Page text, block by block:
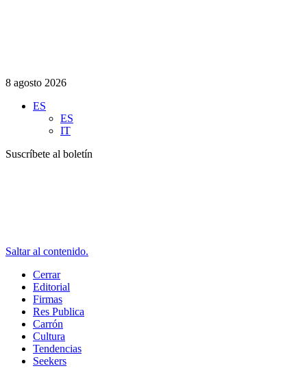
8 agosto 2026
ES
ES
IT
Suscríbete al boletín
Saltar al contenido.
Cerrar
Editorial
Firmas
Res Publica
Carrón
Cultura
Tendencias
Seekers